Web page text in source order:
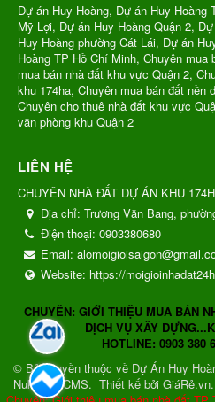
Dự án Huy Hoàng, Dự án Huy Hoàng
Mỹ Lợi, Dự án Huy Hoàng Quận 2,
Huy Hoàng phường Cát Lái, Dự án
Hoàng TP Hồ Chí Minh, Chuyên mua
mua bán nhà đất khu vực Quận 2,
khu 174ha, Chuyên mua bán đất nền
Chuyên cho thuê nhà đất khu vực
văn phòng khu Quận 2
LIÊN HỆ
CHUYÊN NHÀ ĐẤT DỰ ÁN KHU
Địa chỉ: Trương Văn Bang,
Điện thoại: 0903380680
Email:
Website: https://
CHUYÊN: GIỚI THIỆU MUA BÁN
DỊCH VỤ XÂY
HOTLINE: 0903 380
© Bản quyền thuộc về Dự Án Huy
NukeViet CMS. Thiết kế bởi GiáRẻ.vn.